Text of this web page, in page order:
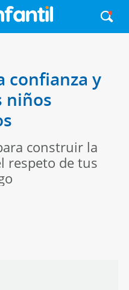
confianza y
niños
construir la
respeto de tus